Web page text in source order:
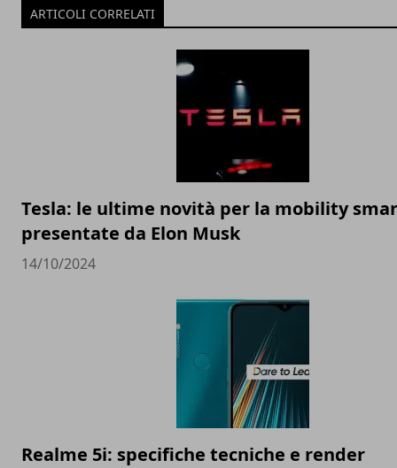
ARTICOLI CORRELATI
Tesla: le ultime novità per la mobility
presentate da Elon Musk
14/10/2024
Realme 5i: specifiche tecniche e render